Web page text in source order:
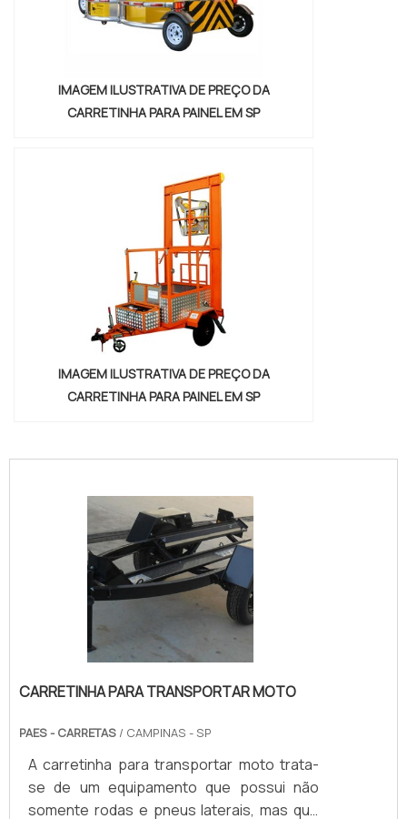
Empre...
IMAGEM ILUSTRATIVA DE PREÇO DA
CARRETINHA PARA PAINEL EM SP
IMAGEM ILUSTRATIVA DE PREÇO DA
CARRETINHA PARA PAINEL EM SP
CARRETINHA PARA TRANSPORTAR MOTO
PAES - CARRETAS / CAMPINAS - SP
A carretinha para transportar moto trata-
se de um equipamento que possui não
somente rodas e pneus laterais, mas que